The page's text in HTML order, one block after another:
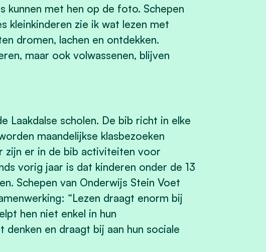
kunnen met hen op de foto. Schepen
kleinkinderen zie ik wat lezen met
dromen, lachen en ontdekken.
maar ook volwassenen, blijven
Laakdalse scholen. De bib richt in elke
maandelijkse klasbezoeken
zijn er in de bib activiteiten voor
vorig jaar is dat kinderen onder de 13
Schepen van Onderwijs Stein Voet
“Lezen draagt enorm bij
hen niet enkel in hun
en draagt bij aan hun sociale